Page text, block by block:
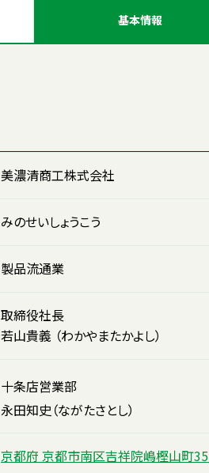
基本情報
美濃清商工株式会社
みのせいしょうこう
製品流通業
取締役社長
若山貴義 （わかやまたかよし）
十条店営業部
永田知史（ながたさとし）
京都府 京都市南区吉祥院嶋樫山町35